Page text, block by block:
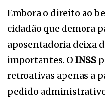
Embora o direito ao
cidadão que demora
aposentadoria deixa
importantes. O INSS
retroativas apenas a
pedido